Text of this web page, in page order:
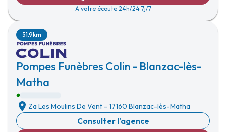
A votre écoute 24h/24 7j/7
Pompes Funèbres Colin - Blanzac-lès-
Matha
51.9km
Za Les Moulins De Vent - 17160 Blanzac-lès-Matha
Consulter l'agence